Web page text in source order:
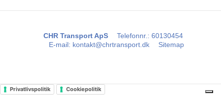
CHR Transport ApS Telefonnr.: 60130454
E-mail: kontakt@chrtransport.dk Sitemap
Privatlivspolitik Cookiepolitik